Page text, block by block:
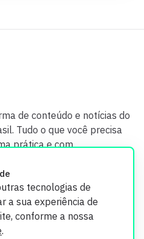
tecnologias de
a sua experiência de
conforme a nossa
.
de conteúdo e notícias do
Tudo o que você precisa
prática e com